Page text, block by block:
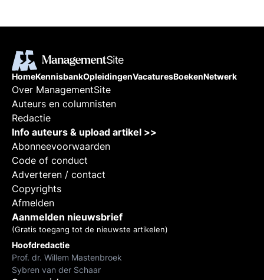
HomeKennisbankOpleidingenVacaturesBoekenNetwerk
Over ManagementSite
Auteurs en columnisten
Redactie
Info auteurs & upload artikel >>
Abonneevoorwaarden
Code of conduct
Adverteren / contact
Copyrights
Afmelden
Aanmelden nieuwsbrief
(Gratis toegang tot de nieuwste artikelen)
Hoofdredactie
Prof. dr. Willem Mastenbroek
Sybren van der Schaar